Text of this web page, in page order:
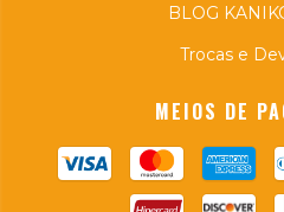
BLOG
Trocas e
MEIOS DE